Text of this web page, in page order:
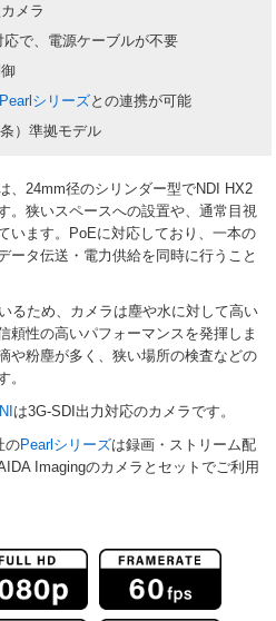
メラ
で、電源ケーブルが不要
Pearlシリーズとの連携が可能
）準拠モデル
、24mm径のシリンダー型でNDI HX2
。狭いスペースへの設置や、通常目視
います。PoEに対応しており、一本の
ータ伝送・電力供給を同時に行うこと
るため、カメラは塵や水に対して高い
頼性の高いパフォーマンスを発揮しま
や粉塵が多く、狭い場所の検査などの
。
は3G-SDI出力対応のカメラです。
のPearlシリーズは録画・ストリーム配
Imagingのカメラとセットでご利用